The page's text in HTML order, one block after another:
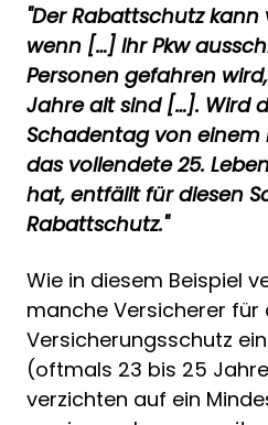
"Der Rabattschutz
wenn […] Ihr Pkw
Personen gefahren
Jahre alt sind […]. Wird
Schadentag von einem
das vollendete 25.
hat, entfällt für diesen
Rabattschutz."
Wie in diesem Beispiel
manche Versicherer für
Versicherungsschutz
(oftmals 23 bis 25
verzichten auf ein